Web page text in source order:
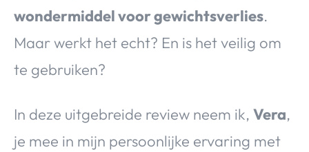
wondermiddel voor gewichtsverlies.
Maar werkt het echt? En is het veilig om
te gebruiken?
In deze uitgebreide review neem ik, Vera,
je mee in mijn persoonlijke ervaring met